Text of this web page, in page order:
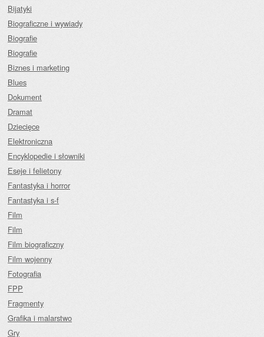
Bijatyki
Biograficzne i wywiady
Biografie
Biografie
Biznes i marketing
Blues
Dokument
Dramat
Dziecięce
Elektroniczna
Encyklopedie i słowniki
Eseje i felietony
Fantastyka i horror
Fantastyka i s-f
Film
Film
Film biograficzny
Film wojenny
Fotografia
FPP
Fragmenty
Grafika i malarstwo
Gry